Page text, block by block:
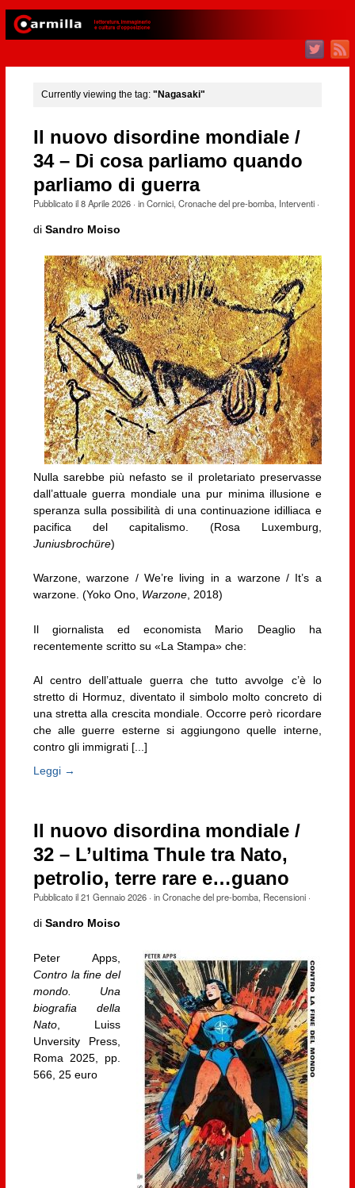
Currently viewing the tag: "Nagasaki"
Il nuovo disordine mondiale /
34 – Di cosa parliamo quando
parliamo di guerra
Pubblicato il8 Aprile 2026· inCornici, Cronache del pre-bomba, Interventi·
di Sandro Moiso
Nulla sarebbe più nefasto se il proletariato preservasse
dall’attuale guerra mondiale una pur minima illusione e
speranza sulla possibilità di una continuazione idilliaca e
pacifica del capitalismo. (Rosa Luxemburg,
Juniusbrochüre)
Warzone, warzone / We’re living in a warzone / It’s a
warzone. (Yoko Ono, Warzone, 2018)
Il giornalista ed economista Mario Deaglio ha
recentemente scritto su «La Stampa» che:
Al centro dell’attuale guerra che tutto avvolge c’è lo
stretto di Hormuz, diventato il simbolo molto concreto di
una stretta alla crescita mondiale. Occorre però ricordare
che alle guerre esterne si aggiungono quelle interne,
contro gli immigrati [...]
Leggi →
Il nuovo disordina mondiale /
32 – L’ultima Thule tra Nato,
petrolio, terre rare e…guano
Pubblicato il21 Gennaio 2026· inCronache del pre-bomba, Recensioni·
di Sandro Moiso
Peter Apps,
Contro la fine del
mondo. Una
biografia della
Nato, Luiss
Unversity Press,
Roma 2025, pp.
566, 25 euro